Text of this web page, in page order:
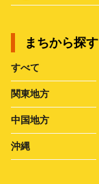
まちから探す
すべて
関東地方
中国地方
沖縄